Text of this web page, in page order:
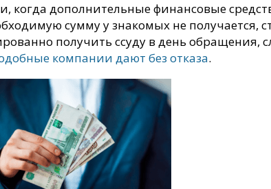
когда дополнительные финансовые
сумму у знакомых не получается,
получить ссуду в день обращения,
компании дают без отказа.